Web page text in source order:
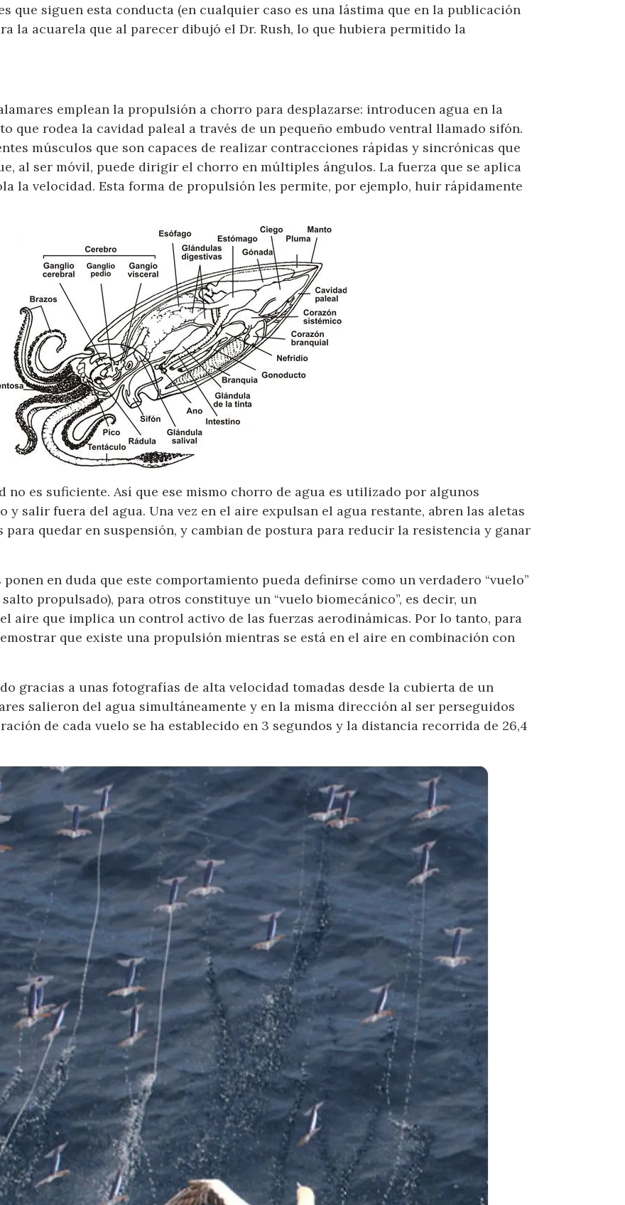
que siguen esta conducta (en cualquier caso es una lástima que en la publicación
la acuarela que al parecer dibujó el Dr. Rush, lo que hubiera permitido la
emplean la propulsión a chorro para desplazarse: introducen agua en la
que rodea la cavidad paleal a través de un pequeño embudo ventral llamado sifón.
músculos que son capaces de realizar contracciones rápidas y sincrónicas que
al ser móvil, puede dirigir el chorro en múltiples ángulos. La fuerza que se aplica
la velocidad. Esta forma de propulsión les permite, por ejemplo, huir rápidamente
no es suficiente. Así que ese mismo chorro de agua es utilizado por algunos
y salir fuera del agua. Una vez en el aire expulsan el agua restante, abren las aletas
para quedar en suspensión, y cambian de postura para reducir la resistencia y ganar
en duda que este comportamiento pueda definirse como un verdadero “vuelo”
propulsado), para otros constituye un “vuelo biomecánico”, es decir, un
aire que implica un control activo de las fuerzas aerodinámicas. Por lo tanto, para
que existe una propulsión mientras se está en el aire en combinación con
gracias a unas fotografías de alta velocidad tomadas desde la cubierta de un
salieron del agua simultáneamente y en la misma dirección al ser perseguidos
de cada vuelo se ha establecido en 3 segundos y la distancia recorrida de 26,4